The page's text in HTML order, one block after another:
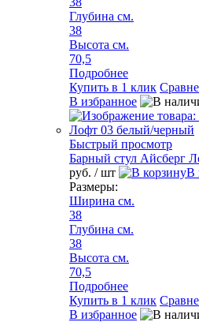
Глубина см.
38
Высота см.
70,5
Подробнее
Купить в 1 клик
В избранное
Быстрый просмотр
Барный стул Айсберг
руб. / шт
В
Размеры:
Ширина см.
38
Глубина см.
38
Высота см.
70,5
Подробнее
Купить в 1 клик
В избранное